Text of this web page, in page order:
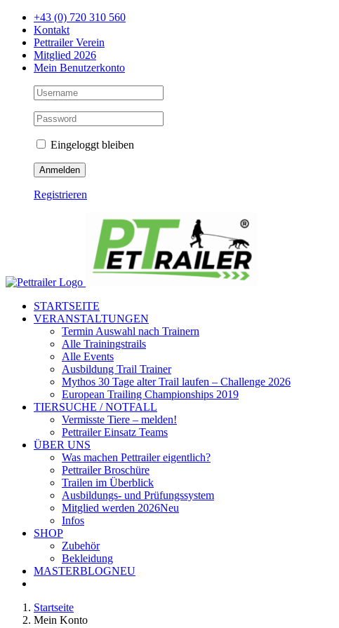
Zum
Inhalt
springen
+43 (0) 720 310 560
Kontakt
Pettrailer Verein
Mitglied 2026
Mein Benutzerkonto
Eingeloggt bleiben
Registrieren
STARTSEITE
VERANSTALTUNGEN
Termin Auswahl nach Trainern
Alle Trainingstrails
Alle Events
Ausbildung Trail Trainer
Mythos 30 Tage alter Trail laufen – Challenge 2026
European Trailing Championships 2019
TIERSUCHE / NOTFALL
Vermisste Tiere – melden!
Pettrailer Einsatz Teams
ÜBER UNS
Was machen Pettrailer eigentlich?
Pettrailer Broschüre
Trailen im Überblick
Ausbildungs- und Prüfungssystem
Mitglied werden 2026Neu
Infos
SHOP
Zubehör
Bekleidung
MASTERBLOGNEU
Startseite
Mein Konto